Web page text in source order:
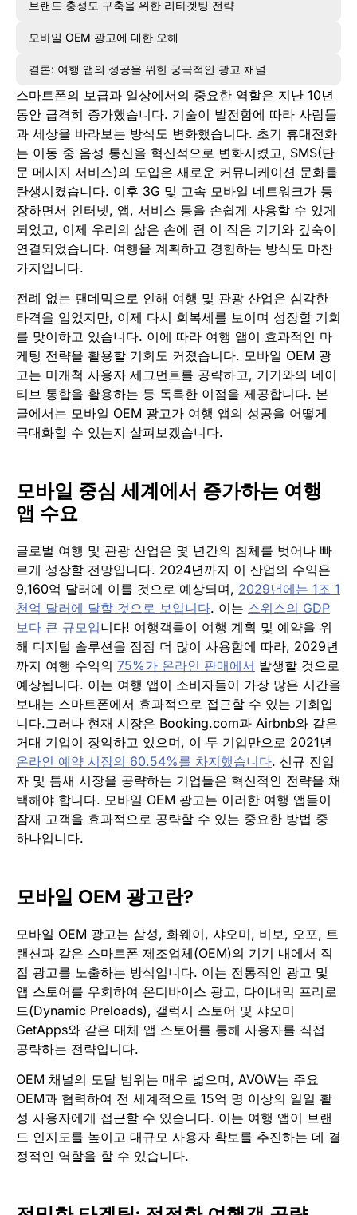
브랜드 충성도 구축을 위한 리타겟팅 전략
모바일 OEM 광고에 대한 오해
결론: 여행 앱의 성공을 위한 궁극적인 광고 채널
스마트폰의 보급과 일상에서의 중요한 역할은 지난 10년
동안 급격히 증가했습니다. 기술이 발전함에 따라 사람들
과 세상을 바라보는 방식도 변화했습니다. 초기 휴대전화
는 이동 중 음성 통신을 혁신적으로 변화시켰고, SMS(단
문 메시지 서비스)의 도입은 새로운 커뮤니케이션 문화를
탄생시켰습니다. 이후 3G 및 고속 모바일 네트워크가 등
장하면서 인터넷, 앱, 서비스 등을 손쉽게 사용할 수 있게
되었고, 이제 우리의 삶은 손에 쥔 이 작은 기기와 깊숙이
연결되었습니다. 여행을 계획하고 경험하는 방식도 마찬
가지입니다.
전례 없는 팬데믹으로 인해 여행 및 관광 산업은 심각한
타격을 입었지만, 이제 다시 회복세를 보이며 성장할 기회
를 맞이하고 있습니다. 이에 따라 여행 앱이 효과적인 마
케팅 전략을 활용할 기회도 커졌습니다. 모바일 OEM 광
고는 미개척 사용자 세그먼트를 공략하고, 기기와의 네이
티브 통합을 활용하는 등 독특한 이점을 제공합니다. 본
글에서는 모바일 OEM 광고가 여행 앱의 성공을 어떻게
극대화할 수 있는지 살펴보겠습니다.
모바일 중심 세계에서 증가하는 여행
앱 수요
글로벌 여행 및 관광 산업은 몇 년간의 침체를 벗어나 빠
르게 성장할 전망입니다. 2024년까지 이 산업의 수익은
9,160억 달러에 이를 것으로 예상되며, 2029년에는 1조 1
천억 달러에 달할 것으로 보입니다. 이는 스위스의 GDP
보다 큰 규모입니다! 여행객들이 여행 계획 및 예약을 위
해 디지털 솔루션을 점점 더 많이 사용함에 따라, 2029년
까지 여행 수익의 75%가 온라인 판매에서 발생할 것으로
예상됩니다. 이는 여행 앱이 소비자들이 가장 많은 시간을
보내는 스마트폰에서 효과적으로 접근할 수 있는 기회입
니다.그러나 현재 시장은 Booking.com과 Airbnb와 같은
거대 기업이 장악하고 있으며, 이 두 기업만으로 2021년
온라인 예약 시장의 60.54%를 차지했습니다. 신규 진입
자 및 틈새 시장을 공략하는 기업들은 혁신적인 전략을 채
택해야 합니다. 모바일 OEM 광고는 이러한 여행 앱들이
잠재 고객을 효과적으로 공략할 수 있는 중요한 방법 중
하나입니다.
모바일 OEM 광고란?
모바일 OEM 광고는 삼성, 화웨이, 샤오미, 비보, 오포, 트
랜션과 같은 스마트폰 제조업체(OEM)의 기기 내에서 직
접 광고를 노출하는 방식입니다. 이는 전통적인 광고 및
앱 스토어를 우회하여 온디바이스 광고, 다이내믹 프리로
드(Dynamic Preloads), 갤럭시 스토어 및 샤오미
GetApps와 같은 대체 앱 스토어를 통해 사용자를 직접
공략하는 전략입니다.
OEM 채널의 도달 범위는 매우 넓으며, AVOW는 주요
OEM과 협력하여 전 세계적으로 15억 명 이상의 일일 활
성 사용자에게 접근할 수 있습니다. 이는 여행 앱이 브랜
드 인지도를 높이고 대규모 사용자 확보를 추진하는 데 결
정적인 역할을 할 수 있습니다.